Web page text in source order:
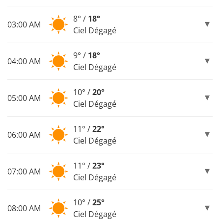
03:00 AM
8° / 18°
Ciel Dégagé
04:00 AM
9° / 18°
Ciel Dégagé
05:00 AM
10° /20°
Ciel Dégagé
06:00 AM
11° /22°
Ciel Dégagé
07:00 AM
11° /23°
Ciel Dégagé
08:00 AM
10° /25°
Ciel Dégagé